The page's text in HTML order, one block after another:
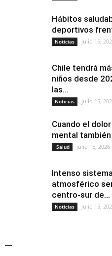
Hábitos
deportivos
Noticias julio 15,
Chile tendrá
niños desde
las...
Noticias julio 15,
Cuando el
mental
Salud julio 15, 2026
Intenso
atmosférico
centro-sur de...
Noticias julio 15,
—